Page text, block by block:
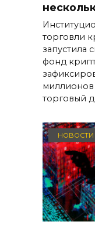
торговли
запустила
фонд
торговый
НОВОСТИ